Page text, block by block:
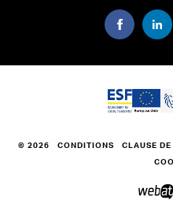
© 2026 CONDITIONS CLAUSE